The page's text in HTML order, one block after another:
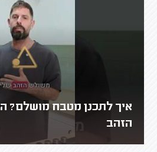
איך לתכנן מטבח מושלם?
הזהב